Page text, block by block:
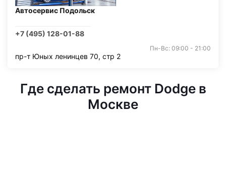
Автосервис Подольск
+7 (495) 128-01-88
Пн-Вс: 09:00 - 21:00
пр-т Юных ленинцев 70, стр 2
Где сделать ремонт Dodge в
Москве